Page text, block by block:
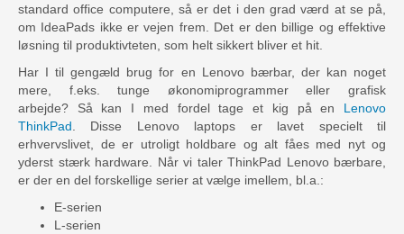
standard office computere, så er det i den grad værd at se på,
om IdeaPads ikke er vejen frem. Det er den billige og effektive
løsning til produktivteten, som helt sikkert bliver et hit.
Har I til gengæld brug for en Lenovo bærbar, der kan noget
mere, f.eks. tunge økonomiprogrammer eller grafisk
arbejde? Så kan I med fordel tage et kig på en Lenovo
ThinkPad. Disse Lenovo laptops er lavet specielt til
erhvervslivet, de er utroligt holdbare og alt fåes med nyt og
yderst stærk hardware. Når vi taler ThinkPad Lenovo bærbare,
er der en del forskellige serier at vælge imellem, bl.a.:
E-serien
L-serien